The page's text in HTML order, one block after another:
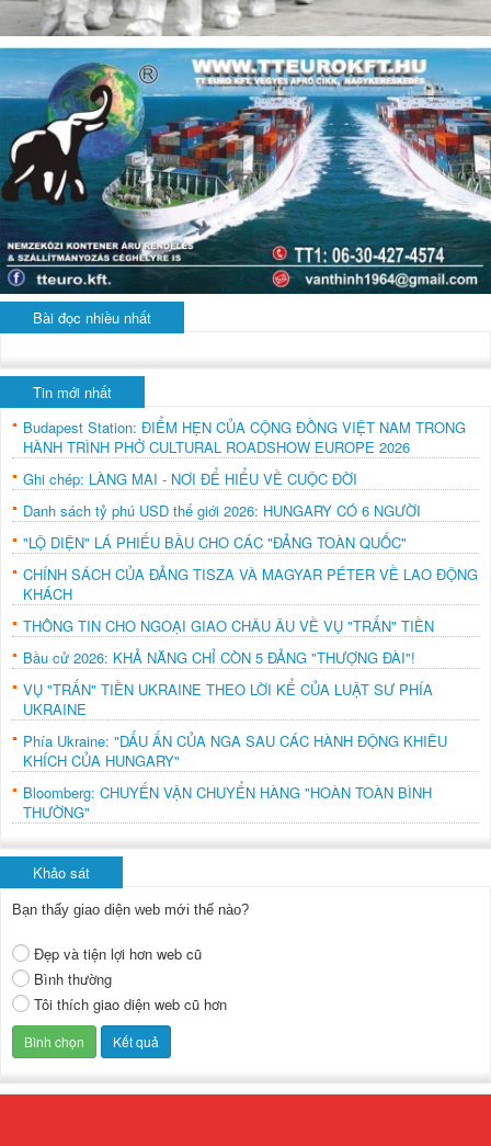
Bài đọc nhiều nhất
Tin mới nhất
Budapest Station: ĐIỂM HẸN CỦA CỘNG ĐỒNG VIỆT NAM TRONG
HÀNH TRÌNH PHỞ CULTURAL ROADSHOW EUROPE 2026
Ghi chép: LÀNG MAI - NƠI ĐỂ HIỂU VỀ CUỘC ĐỜI
Danh sách tỷ phú USD thế giới 2026: HUNGARY CÓ 6 NGƯỜI
"LỘ DIỆN" LÁ PHIẾU BẦU CHO CÁC "ĐẢNG TOÀN QUỐC"
CHÍNH SÁCH CỦA ĐẢNG TISZA VÀ MAGYAR PÉTER VỀ LAO ĐỘNG
KHÁCH
THÔNG TIN CHO NGOẠI GIAO CHÂU ÂU VỀ VỤ "TRẤN" TIỀN
Bầu cử 2026: KHẢ NĂNG CHỈ CÒN 5 ĐẢNG "THƯỢNG ĐÀI"!
VỤ "TRẤN" TIỀN UKRAINE THEO LỜI KỂ CỦA LUẬT SƯ PHÍA
UKRAINE
Phía Ukraine: "DẤU ẤN CỦA NGA SAU CÁC HÀNH ĐỘNG KHIÊU
KHÍCH CỦA HUNGARY"
Bloomberg: CHUYẾN VẬN CHUYỂN HÀNG "HOÀN TOÀN BÌNH
THƯỜNG"
Khảo sát
Bạn thấy giao diện web mới thế nào?
Đẹp và tiện lợi hơn web cũ
Bình thường
Tôi thích giao diện web cũ hơn